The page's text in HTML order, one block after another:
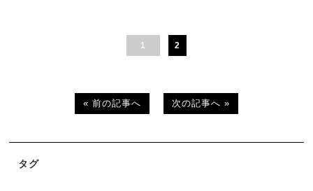
1 2
« 前の記事へ 次の記事へ »
タグ